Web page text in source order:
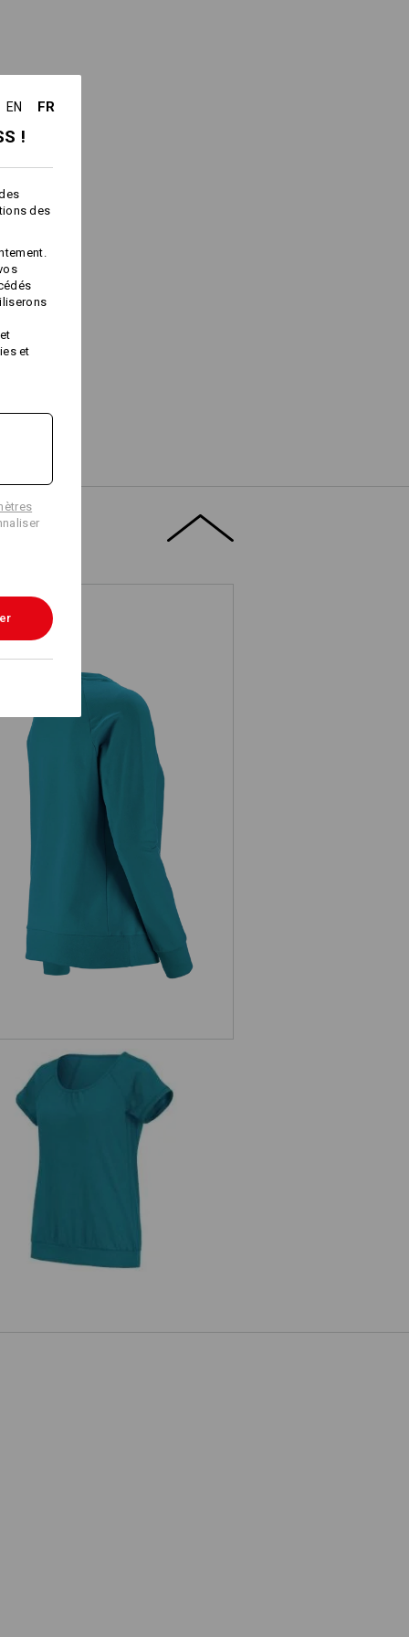
e.s. Sweatshirt cotton stretch,
femmes
e.s. T-shirt cotton slub, femmes
EN FR
!
des
et